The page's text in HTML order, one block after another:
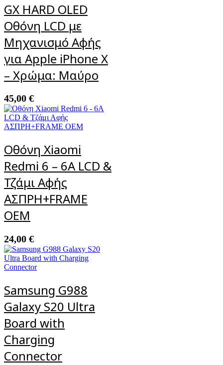
GX HARD OLED
Οθόνη LCD με
Μηχανισμό Αφής
για Apple iPhone X
– Χρώμα: Μαύρο
45,00 €
Οθόνη Xiaomi
Redmi 6 – 6A LCD &
Τζάμι Αφής
ΑΣΠΡΗ+FRAME
OEM
24,00 €
Samsung G988
Galaxy S20 Ultra
Board with
Charging
Connector